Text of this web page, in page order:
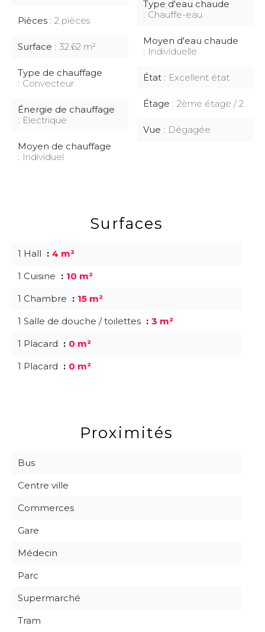
Pièces 2 pièces
Surface 32.62 m²
Type de chauffage
Convecteur
Énergie de chauffage
Electrique
Moyen de chauffage
Individuel
Type d'eau chaude
Chauffe-eau
Moyen d'eau chaude
Individuelle
État Excellent état
Étage 2ème étage / 2
Vue Dégagée
Surfaces
1 Hall
4 m²
1 Cuisine
10 m²
1 Chambre
15 m²
1 Salle de douche / toilettes
3 m²
1 Placard
0 m²
1 Placard
0 m²
Proximités
Bus
Centre ville
Commerces
Gare
Médecin
Parc
Supermarché
Tram